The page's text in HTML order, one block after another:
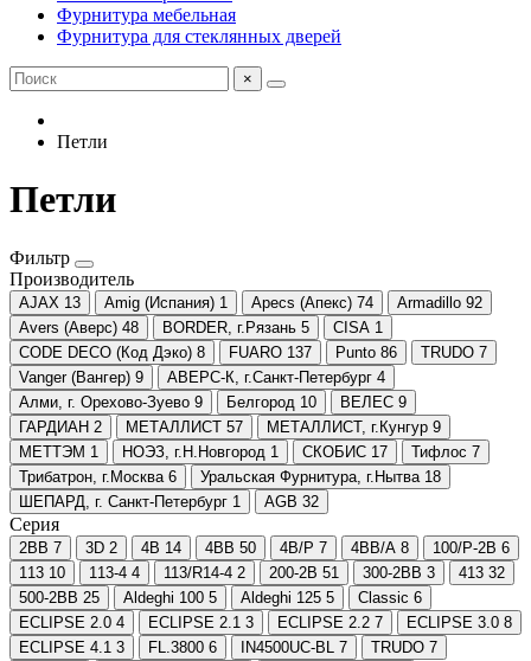
Фурнитура мебельная
Фурнитура для стеклянных дверей
×
Петли
Петли
Фильтр
Производитель
AJAX 13 Amig (Испания) 1 Apecs (Апекс) 74 Armadillo 92
Avers (Аверс) 48 BORDER, г.Рязань 5 CISA 1
CODE DECO (Код Дэко) 8 FUARO 137 Punto 86 TRUDO 7
Vanger (Вангер) 9 АВЕРС-К, г.Санкт-Петербург 4
Алми, г. Орехово-Зуево 9 Белгород 10 ВЕЛЕС 9
ГАРДИАН 2 МЕТАЛЛИСТ 57 МЕТАЛЛИСТ, г.Кунгур 9
МЕТТЭМ 1 НОЭЗ, г.Н.Новгород 1 СКОБИС 17 Тифлос 7
Трибатрон, г.Москва 6 Уральская Фурнитура, г.Нытва 18
ШЕПАРД, г. Санкт-Петербург 1 AGB 32
Серия
2BB 7 3D 2 4B 14 4BB 50 4B/P 7 4BB/A 8 100/P-2B 6
113 10 113-4 4 113/R14-4 2 200-2B 51 300-2BB 3 413 32
500-2BB 25 Aldeghi 100 5 Aldeghi 125 5 Classic 6
ECLIPSE 2.0 4 ECLIPSE 2.1 3 ECLIPSE 2.2 7 ECLIPSE 3.0 8
ECLIPSE 4.1 3 FL.3800 6 IN4500UC-BL 7 TRUDO 7